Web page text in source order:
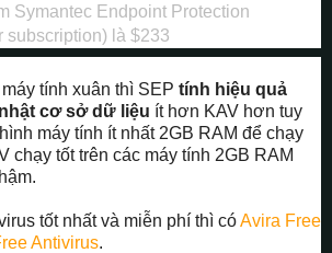
Symantec Endpoint Protection
subscription) là $233
tính xuân thì SEP tính hiệu quả
cơ sở dữ liệu ít hơn KAV hơn tuy
máy tính ít nhất 2GB RAM để chạy
chạy tốt trên các máy tính 2GB RAM
tốt nhất và miễn phí thì cóAvira Free
Antivirus.